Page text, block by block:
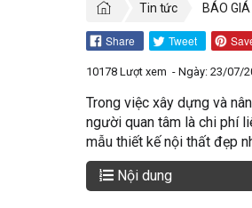
Tin tức BÁO
Share Tweet
10178 Lượt xem - Ngày: 23/07/
Trong việc xây dựng và
người quan tâm là chi phí
mẫu thiết kế nội thất đẹp
Nội dung